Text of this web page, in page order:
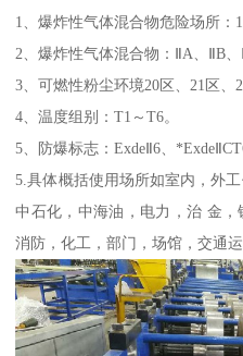
1、爆炸性气体混合物危险场所：1
2、爆炸性气体混合物：ⅡA、ⅡB、
3、可燃性粉尘环境20区、21区
4、温度组别：T1～T6。
5、防爆标志：ExdeⅡ6、
5.具体概括使用场所如室内，外
中石化，中海油，电力，治 金，
消防，化工，部门，场馆，交通